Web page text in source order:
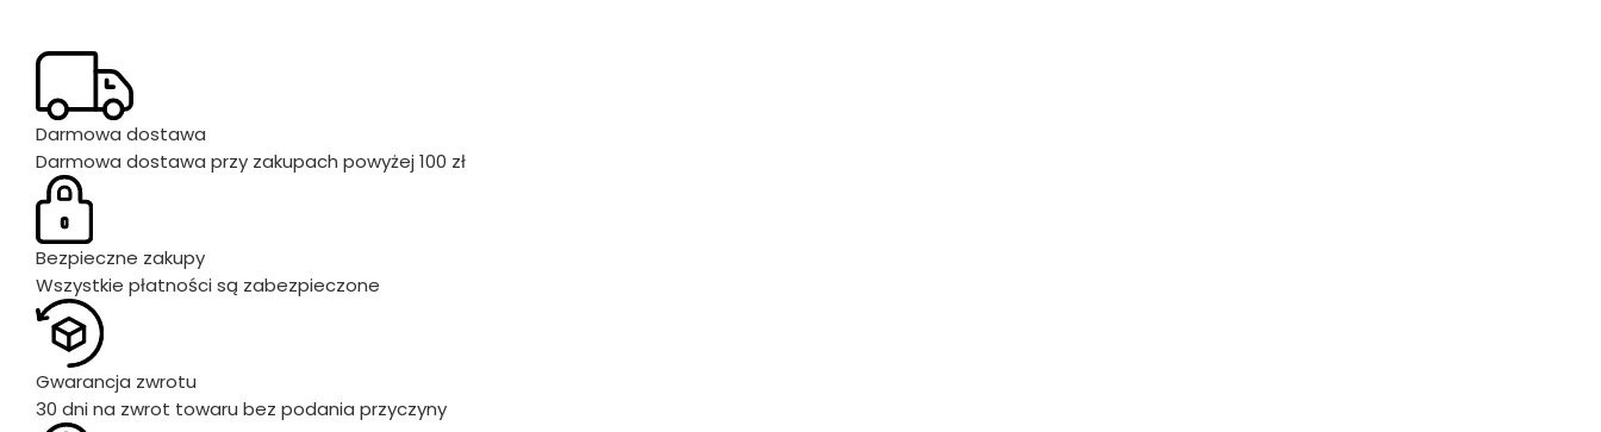
Darmowa dostawa
Darmowa dostawa przy zakupach powyżej 100 zł
Bezpieczne zakupy
Wszystkie płatności są zabezpieczone
Gwarancja zwrotu
30 dni na zwrot towaru bez podania przyczyny